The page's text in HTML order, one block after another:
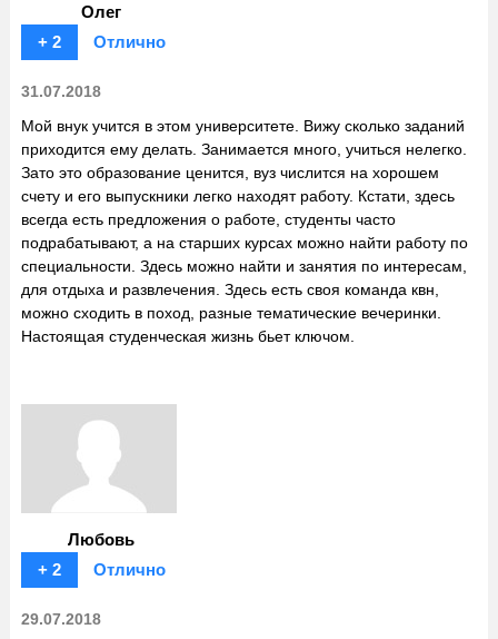
Олег
+ 2
Отлично
31.07.2018
Мой внук учится в этом университете. Вижу сколько заданий
приходится ему делать. Занимается много, учиться нелегко.
Зато это образование ценится, вуз числится на хорошем
счету и его выпускники легко находят работу. Кстати, здесь
всегда есть предложения о работе, студенты часто
подрабатывают, а на старших курсах можно найти работу по
специальности. Здесь можно найти и занятия по интересам,
для отдыха и развлечения. Здесь есть своя команда квн,
можно сходить в поход, разные тематические вечеринки.
Настоящая студенческая жизнь бьет ключом.
Любовь
+ 2
Отлично
29.07.2018